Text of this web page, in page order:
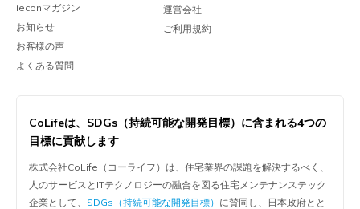
ieconマガジン
お知らせ
お客様の声
よくある質問
運営会社
ご利用規約
CoLifeは、 SDGs（持続可能な開発目標）に含まれる4つの
目標に貢献します
株式会社CoLife（コーライフ）は、住宅業界の課題を解決するべく、
人のサービスとITテクノロジーの融合を図る住宅メンテナンステック
企業として、 SDGs（持続可能な開発目標） に賛同し、日本政府とと